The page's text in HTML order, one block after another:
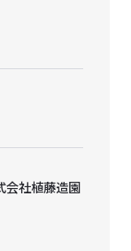
会社植藤造園